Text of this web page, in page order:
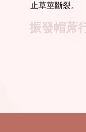
止草莖斷裂。
振發帽蓆